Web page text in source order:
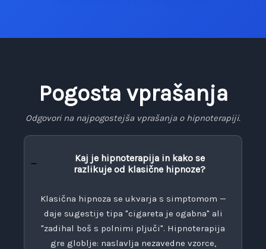
Pogosta vprašanja
Odgovori na najpogostejša vprašanja o hipnoterapiji.
Kaj je hipnoterapija in kako se
razlikuje od klasične hipnoze?
Klasična hipnoza se ukvarja s simptomom —
daje sugestije tipa "cigareta je ogabna" ali
"zadihal boš s polnimi pljuči". Hipnoterapija
gre globlje: naslavlja nezavedne vzorce,